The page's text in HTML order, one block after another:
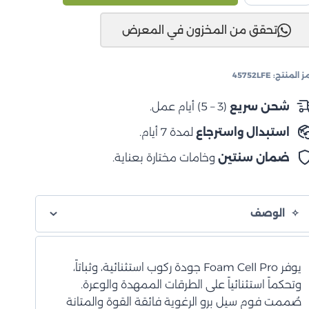
Cell
تحقق من المخزون في المعرض
المنتج: 45752LFE
شحن سريع (3 – 5) أيام عمل.
استبدال واسترجاع لمدة 7 أيام.
ضمان سنتينوخامات مختارة بعناية.
الوصف
يوفر Foam Cell Pro جودة ركوب استثنائية، وثباتاً،
وتحكماً استثنائياً على الطرقات الممهدة والوعرة.
صُممت فوم سيل برو الرغوية فائقة القوة والمتانة